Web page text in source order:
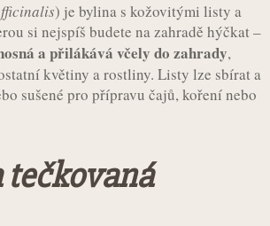
) je bylina s kožovitými listy a
si nejspíš budete na zahradě hýčkat –
a přilákává včely do zahrady,
květiny a rostliny. Listy lze sbírat a
sušené pro přípravu čajů, koření nebo
tečkovaná